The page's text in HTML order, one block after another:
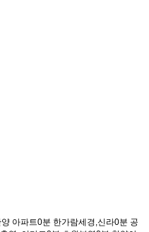
아파트0분 한가람세경,신라0분 공